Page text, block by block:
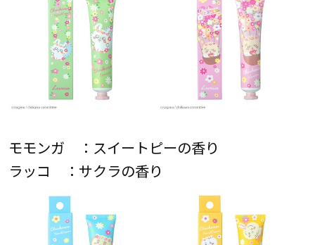
モモンガ ：スイートピーの香り
ラッコ ：サクラの香り